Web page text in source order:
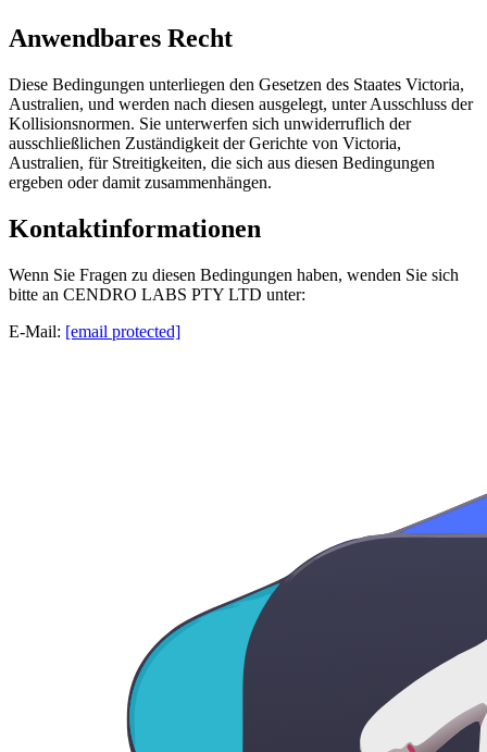
Anwendbares Recht
Diese Bedingungen unterliegen den Gesetzen des Staates Victoria,
Australien, und werden nach diesen ausgelegt, unter Ausschluss der
Kollisionsnormen. Sie unterwerfen sich unwiderruflich der
ausschließlichen Zuständigkeit der Gerichte von Victoria,
Australien, für Streitigkeiten, die sich aus diesen Bedingungen
ergeben oder damit zusammenhängen.
Kontaktinformationen
Wenn Sie Fragen zu diesen Bedingungen haben, wenden Sie sich
bitte an CENDRO LABS PTY LTD unter:
E-Mail: [email protected]